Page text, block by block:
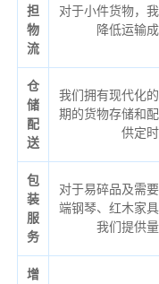
担
物
流
对于小件货物，
降低运输
仓
储
配
送
我们拥有现代化
期的货物存储和
供定
包
装
服
务
对于易碎品及需
端钢琴、红木家
我们提供
增